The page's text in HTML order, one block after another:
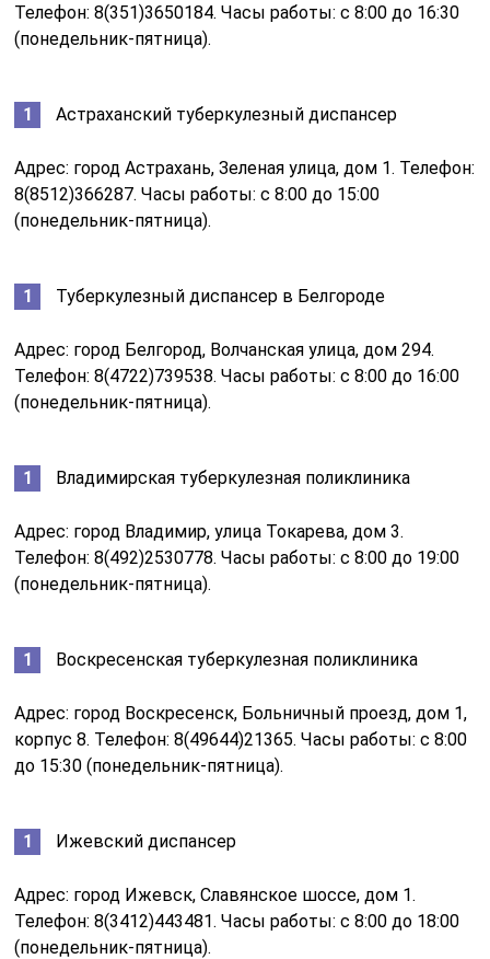
Телефон: 8(351)3650184. Часы работы: с 8:00 до 16:30
(понедельник-пятница).
Астраханский туберкулезный диспансер
Адрес: город Астрахань, Зеленая улица, дом 1. Телефон:
8(8512)366287. Часы работы: с 8:00 до 15:00
(понедельник-пятница).
Туберкулезный диспансер в Белгороде
Адрес: город Белгород, Волчанская улица, дом 294.
Телефон: 8(4722)739538. Часы работы: с 8:00 до 16:00
(понедельник-пятница).
Владимирская туберкулезная поликлиника
Адрес: город Владимир, улица Токарева, дом 3.
Телефон: 8(492)2530778. Часы работы: с 8:00 до 19:00
(понедельник-пятница).
Воскресенская туберкулезная поликлиника
Адрес: город Воскресенск, Больничный проезд, дом 1,
корпус 8. Телефон: 8(49644)21365. Часы работы: с 8:00
до 15:30 (понедельник-пятница).
Ижевский диспансер
Адрес: город Ижевск, Славянское шоссе, дом 1.
Телефон: 8(3412)443481. Часы работы: с 8:00 до 18:00
(понедельник-пятница).